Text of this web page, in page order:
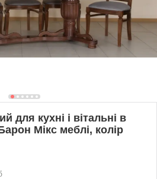
для кухні і вітальні в
Мікс меблі, колір